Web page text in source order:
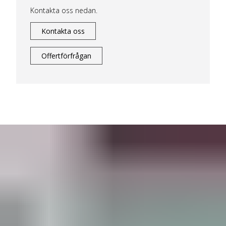
Kontakta oss nedan.
Kontakta oss
Offertförfrågan